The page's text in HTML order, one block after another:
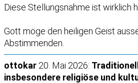
Diese Stellungsnahme ist wirklich
Gott möge den heiligen Geist
Abstimmenden.
ottokar 20. Mai 2026:
insbesondere religiöse und